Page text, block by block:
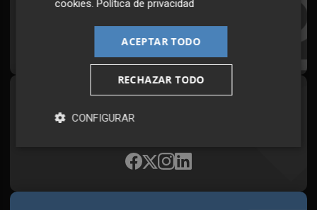
Todos los días a primera hora en tu email
¡Quiero suscribirme!
Plaza Podcast, desde cualquier medio
cookies .Política de privacidad
ACEPTAR TODO
RECHAZAR TODO
CONFIGURAR